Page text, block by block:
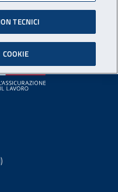
TECNICI
COOKIE